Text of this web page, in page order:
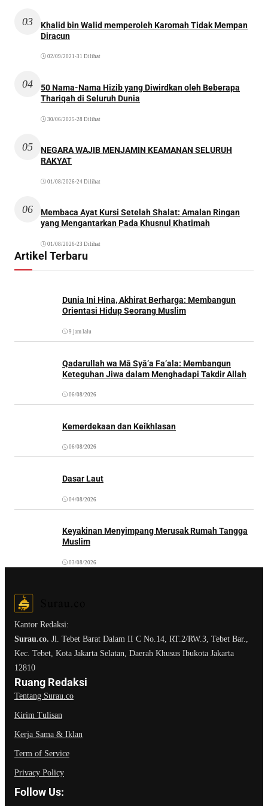
03
Khalid bin Walid memperoleh Karomah Tidak Mempan
Diracun
02/09/2021 •31 Dilihat
04
50 Nama-Nama Hizib yang Diwirdkan oleh Beberapa
Thariqah di Seluruh Dunia
30/06/2025 •28 Dilihat
05
NEGARA WAJIB MENJAMIN KEAMANAN SELURUH
RAKYAT
01/08/2026•24 Dilihat
06
Membaca Ayat Kursi Setelah Shalat: Amalan Ringan
yang Mengantarkan Pada Khusnul Khatimah
01/08/2026•23 Dilihat
Artikel Terbaru
Dunia Ini Hina, Akhirat Berharga: Membangun
Orientasi Hidup Seorang Muslim
9 jam lalu
Qadarullah wa Mā Syā’a Fa’ala: Membangun
Keteguhan Jiwa dalam Menghadapi Takdir Allah
06/08/2026
Kemerdekaan dan Keikhlasan
06/08/2026
Dasar Laut
04/08/2026
Keyakinan Menyimpang Merusak Rumah Tangga
Muslim
03/08/2026
Kantor Redaksi:
Surau.co. Jl. Tebet Barat Dalam II C No.14, RT.2/RW.3, Tebet Bar.,
Kec. Tebet, Kota Jakarta Selatan, Daerah Khusus Ibukota Jakarta
12810
Ruang Redaksi
Tentang Surau.co
Kirim Tulisan
Kerja Sama & Iklan
Term of Service
Privacy Policy
Follow Us: